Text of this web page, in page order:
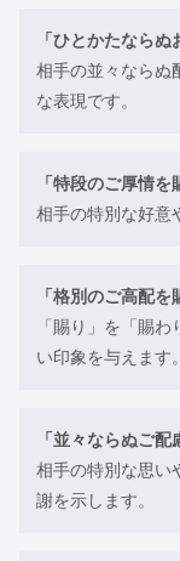
「ひとかたならぬ
相手の並々ならぬ
な表現です。
「特段のご厚情を
相手の特別な好意
「格別のご高配を
「賜り」を「賜
い印象を与えます。
「並々ならぬご配
相手の特別な思い
謝を示します。